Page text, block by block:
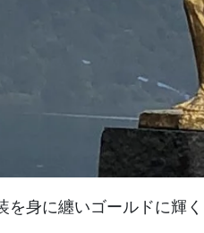
を身に纏いゴールドに輝